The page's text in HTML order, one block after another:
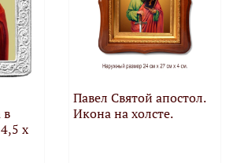
в
х
Павел Святой апостол.
Икона на холсте.